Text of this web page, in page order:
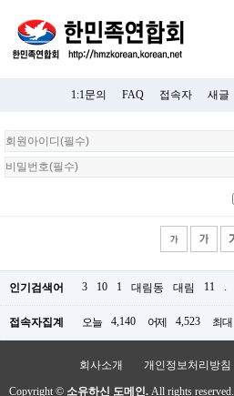
1:1문의 FAQ 접속자 새글
회
원
로
인기검색어 3 10 1 대림동 대림 11 .
접속자집계 오늘 4,140 어제 4,523 최대
회사소개 개인정보처리방침
Copyright © 소유하신 도메인. All rights reserved.